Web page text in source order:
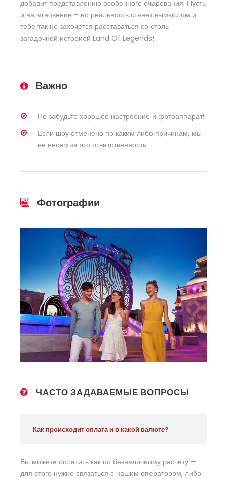
добавит представлению особенного очарования. Пусть
и на мгновение – но реальность станет вымыслом и
тебе так не захочется расставаться со столь
загадочной историей Land Of Legends!
Важно
Не забудьте хорошее настроение и фотоаппарат!
Если шоу отменено по каким либо причинам, мы
не несем за это ответственность
Фотографии
ЧАСТО ЗАДАВАЕМЫЕ ВОПРОСЫ
Как происходит оплата и в какой валюте?
Вы можете оплатить как по безналичному расчету —
для этого нужно связаться с нашим оператором, либо